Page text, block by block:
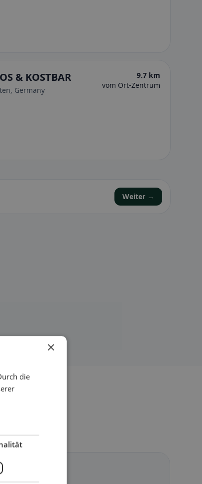
& KOSTBAR
Germany
9.7 km
vom Ort-Zentrum
Weiter →
×
die